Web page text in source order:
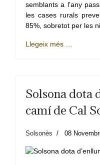
semblants a l'any
les cases rurals
85%, sobretot per les
Llegeix més …
Solsona dota
camí de Cal
Solsonès 08